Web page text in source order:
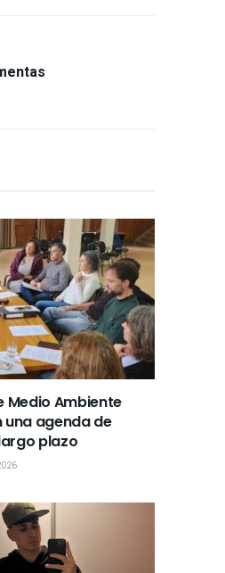
Medio Ambiente
agenda de
plazo